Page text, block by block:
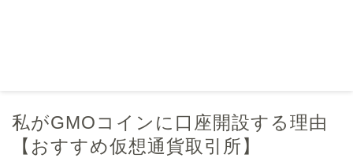
私がGMOコインに口座開設する理由
【おすすめ仮想通貨取引所】